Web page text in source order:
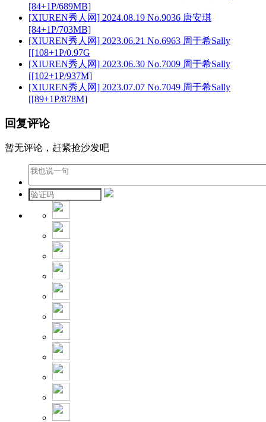
[84+1P/689MB]
[XIUREN秀人网] 2024.08.19 No.9036 唐安琪
[84+1P/703MB]
[XIUREN秀人网] 2023.06.21 No.6963 周于希Sally
[[108+1P/0.97G
[XIUREN秀人网] 2023.06.30 No.7009 周于希Sally
[[102+1P/937M]
[XIUREN秀人网] 2023.07.07 No.7049 周于希Sally
[[89+1P/878M]
回复评论
暂无评论，赶紧抢沙发吧